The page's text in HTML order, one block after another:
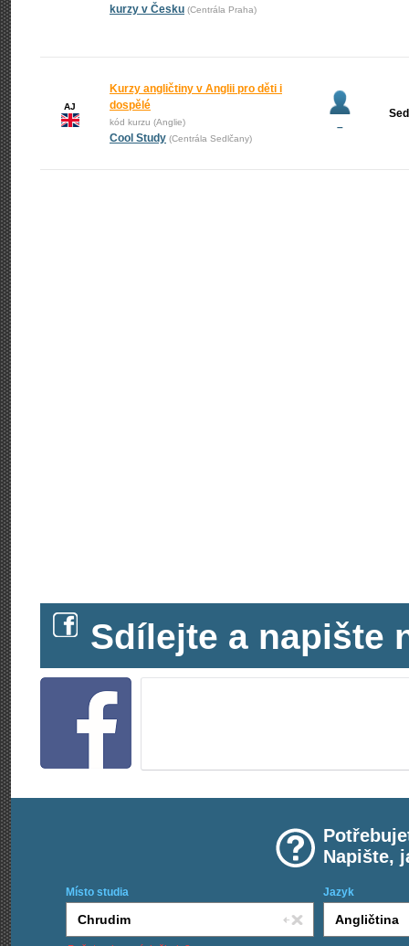
kurzy v Česku (Centrála Praha)
AJ
Kurzy angličtiny v Anglii pro děti i
dospělé
kód kurzu (Anglie)
Cool Study (Centrála Sedlčany)
–
Sdílejte a napište
Napište,
Místo studia Jazyk